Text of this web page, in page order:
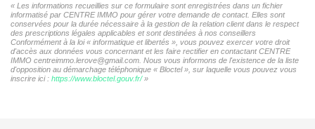
« Les informations recueillies sur ce formulaire sont enregistrées dans un fichier
informatisé par CENTRE IMMO pour gérer votre demande de contact. Elles sont
conservées pour la durée nécessaire à la gestion de la relation client dans le respect
des prescriptions légales applicables et sont destinées à nos conseillers
Conformément à la loi « informatique et libertés », vous pouvez exercer votre droit
d'accès aux données vous concernant et les faire rectifier en contactant CENTRE
IMMO centreimmo.lerove@gmail.com. Nous vous informons de l'existence de la liste
d'opposition au démarchage téléphonique « Bloctel », sur laquelle vous pouvez vous
inscrire ici : https://www.bloctel.gouv.fr/»